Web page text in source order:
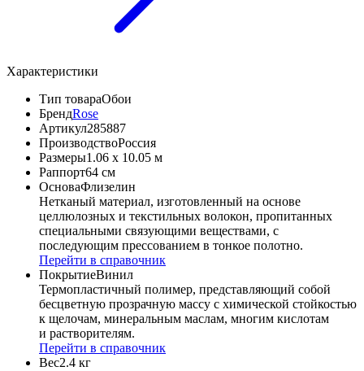
Характеристики
Тип товараОбои
БрендRose
Артикул285887
ПроизводствоРоссия
Размеры1.06 x 10.05 м
Раппорт64 см
ОсноваФлизелин
Нетканый материал, изготовленный на основе
целлюлозных и текстильных волокон, пропитанных
специальными связующими веществами, с
последующим прессованием в тонкое полотно.
Перейти в справочник
ПокрытиеВинил
Термопластичный полимер, представляющий собой
бесцветную прозрачную массу с химической стойкостью
к щелочам, минеральным маслам, многим кислотам
и растворителям.
Перейти в справочник
Вес2.4 кг